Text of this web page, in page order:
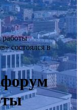
работы
состоялся в